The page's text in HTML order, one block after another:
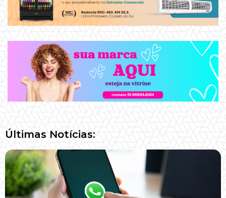
Últimas Notícias: